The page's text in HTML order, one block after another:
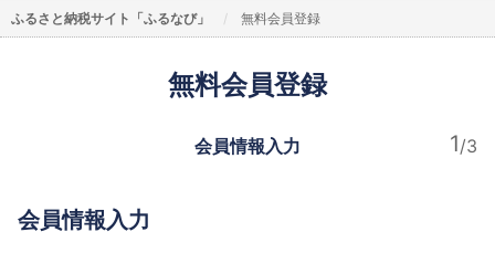
ふるさと納税サイト「ふるなび」 無料会員登録
無料会員登録
会員情報入力
会員情報入力